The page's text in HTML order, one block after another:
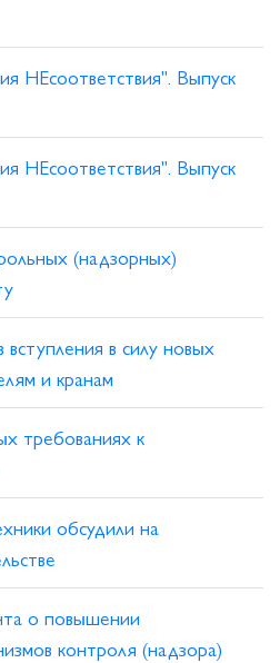
НЕсоответствия". Выпуск
НЕсоответствия". Выпуск
(надзорных)
в силу новых
и кранам
требованиях к
обсудили на
о повышении
контроля (надзора)